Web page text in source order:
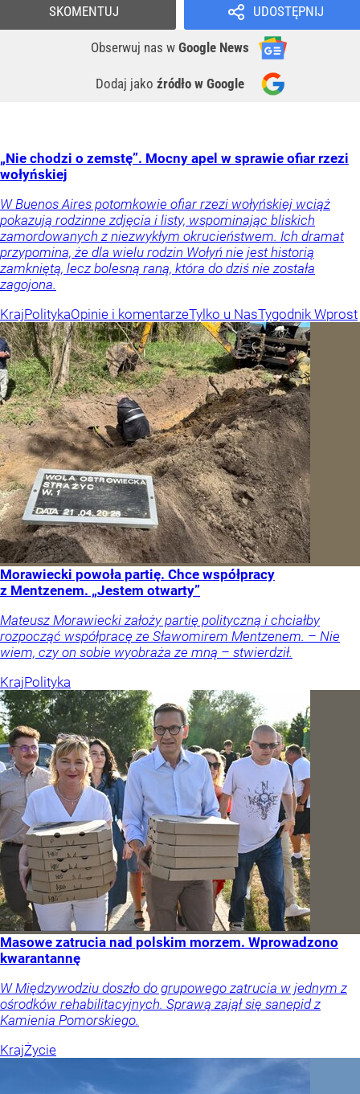
UDOSTĘPNIJ
Obserwuj nas w Google News
Dodaj jako źródło w Google
SKOMENTUJ
„Nie chodzi o zemstę”. Mocny apel w sprawie ofiar rzezi
wołyńskiej
W Buenos Aires potomkowie ofiar rzezi wołyńskiej wciąż
pokazują rodzinne zdjęcia i listy, wspominając bliskich
zamordowanych z niezwykłym okrucieństwem. Ich dramat
przypomina, że dla wielu rodzin Wołyń nie jest historią
zamkniętą, lecz bolesną raną, która do dziś nie została
zagojona.
KrajPolitykaOpinie i komentarzeTylko u NasTygodnik Wprost
Morawiecki powoła partię. Chce współpracy
z Mentzenem. „Jestem otwarty”
Mateusz Morawiecki założy partię polityczną i chciałby
rozpocząć współpracę ze Sławomirem Mentzenem. – Nie
wiem, czy on sobie wyobraża ze mną – stwierdził.
KrajPolityka
Masowe zatrucia nad polskim morzem. Wprowadzono
kwarantannę
W Międzywodziu doszło do grupowego zatrucia w jednym z
ośrodków rehabilitacyjnych. Sprawą zajął się sanepid z
Kamienia Pomorskiego.
KrajŻycie